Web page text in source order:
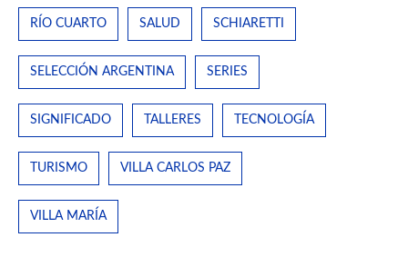
RÍO CUARTO SALUD SCHIARETTI
SELECCIÓN ARGENTINA SERIES
SIGNIFICADO TALLERES TECNOLOGÍA
TURISMO VILLA CARLOS PAZ
VILLA MARÍA